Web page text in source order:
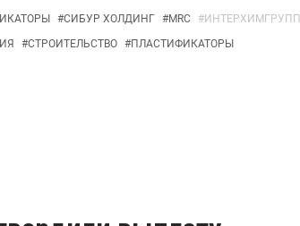
#СИБУР ХОЛДИНГ #MRC #ИНТЕРХИМГРУПП
#СТРОИТЕЛЬСТВО #ПЛАСТИФИКАТОРЫ